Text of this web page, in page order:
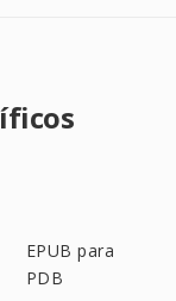
EPUB para
PDB